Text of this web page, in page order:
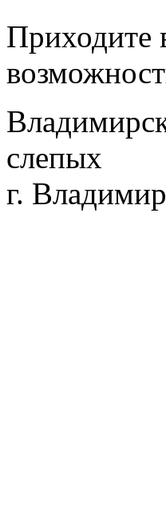
Приходите
слепых
г.